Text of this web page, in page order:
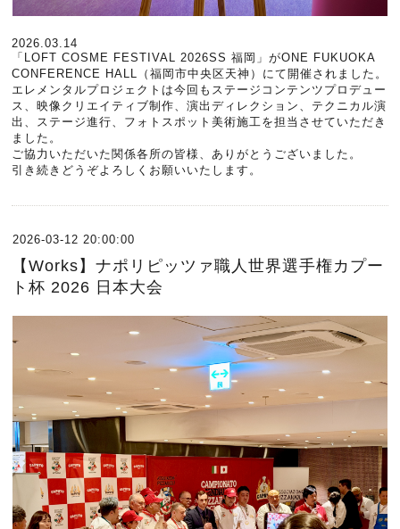
2026.03.14
「LOFT COSME FESTIVAL 2026SS 福岡」がONE FUKUOKA
CONFERENCE HALL（福岡市中央区天神）にて開催されました。
エレメンタルプロジェクトは今回もステージコンテンツプロデュー
ス、映像クリエイティブ制作、演出ディレクション、テクニカル演
出、ステージ進行、フォトスポット美術施工を担当させていただき
ました。
ご協力いただいた関係各所の皆様、ありがとうございました。
引き続きどうぞよろしくお願いいたします。
2026-03-12 20:00:00
【Works】ナポリピッツァ職人世界選手権カプー
ト杯 2026 日本大会